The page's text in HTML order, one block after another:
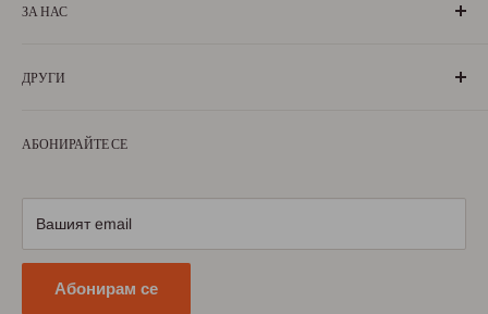
ЗА НАС
са живели извън границите на България. Екипът ни се
милеещи за нея.
ДРУГИ
Условия за ползване
АБОНИРАЙТЕ СЕ
Вашият email
Абонирам се